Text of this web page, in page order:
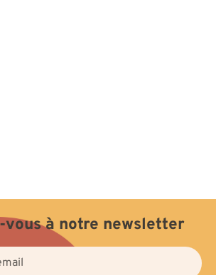
à notre newsletter